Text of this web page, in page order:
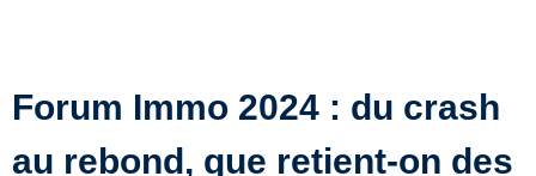
Forum Immo 2024 : du crash
au rebond, que retient-on des